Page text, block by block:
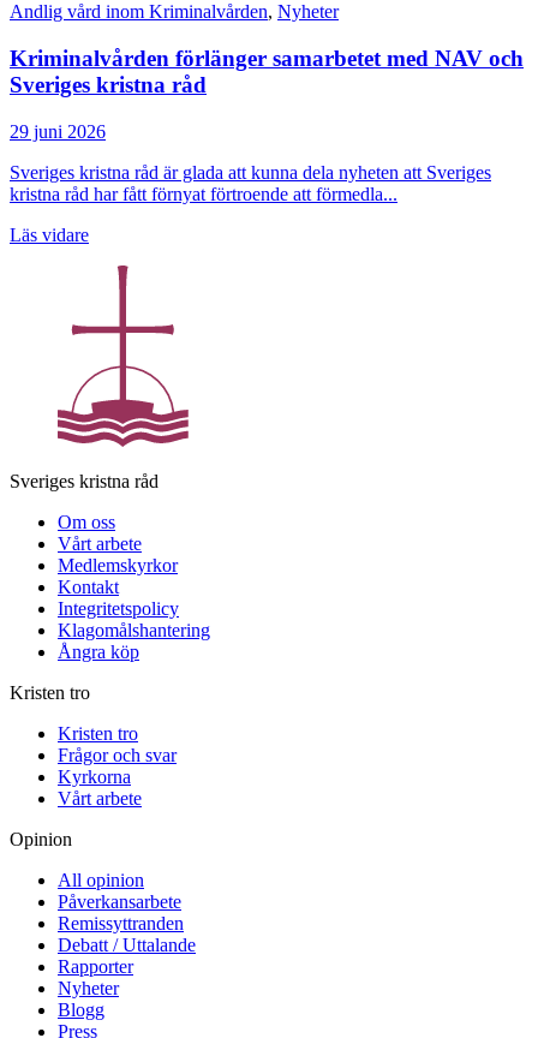
Andlig vård inom Kriminalvården, Nyheter
Kriminalvården förlänger samarbetet med NAV och
Sveriges kristna råd
29 juni 2026
Sveriges kristna råd är glada att kunna dela nyheten att Sveriges
kristna råd har fått förnyat förtroende att förmedla...
Läs vidare
Sveriges kristna råd
Om oss
Vårt arbete
Medlemskyrkor
Kontakt
Integritetspolicy
Klagomålshantering
Ångra köp
Kristen tro
Kristen tro
Frågor och svar
Kyrkorna
Vårt arbete
Opinion
All opinion
Påverkansarbete
Remissyttranden
Debatt / Uttalande
Rapporter
Nyheter
Blogg
Press